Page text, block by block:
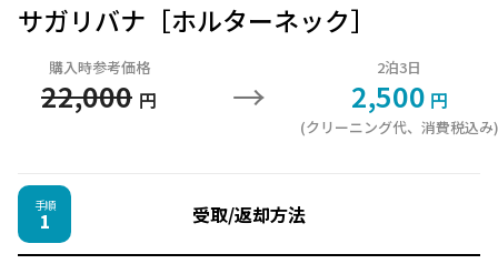
サガリバナ［ホルターネック］
購入時参考価格
22,000 円 →
2泊3日
2,500 円
(クリーニング代、消費税込み)
手順
1 受取/返却方法